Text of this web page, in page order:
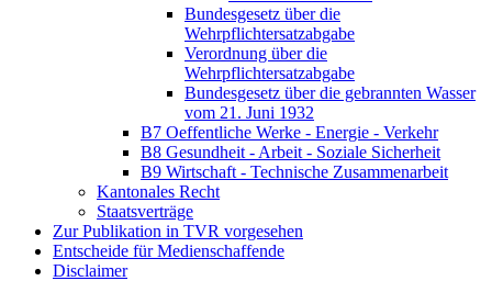
Bundesgesetz über die
Wehrpflichtersatzabgabe
Verordnung über die
Wehrpflichtersatzabgabe
Bundesgesetz über die gebrannten Wasser
vom 21. Juni 1932
B7 Oeffentliche Werke - Energie - Verkehr
B8 Gesundheit - Arbeit - Soziale Sicherheit
B9 Wirtschaft - Technische Zusammenarbeit
Kantonales Recht
Staatsverträge
Zur Publikation in TVR vorgesehen
Entscheide für Medienschaffende
Disclaimer